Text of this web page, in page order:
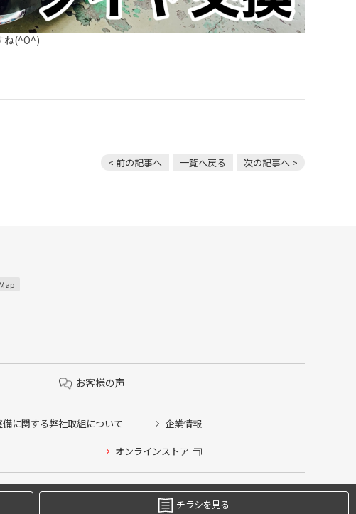
ね(^O^)
< 前の記事へ 一覧へ戻る 次の記事へ >
Map
お客様の声
備に関する弊社取組について 企業情報
オンラインストア
チラシを見る